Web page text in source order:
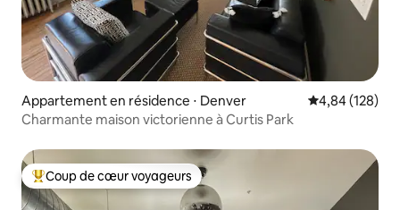
Appartement en résidence ⋅ Denver Évaluation
4,84 (128)
Charmante maison victorienne à Curtis Park
Coups de cœur voyageurs les plus appréciés
Coup de cœur voyageurs